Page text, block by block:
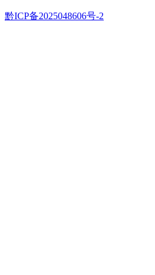
黔ICP备2025048606号-2